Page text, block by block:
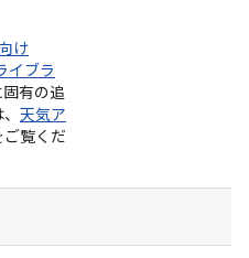
け
イブラ
有の追
天気ア
ご覧くだ